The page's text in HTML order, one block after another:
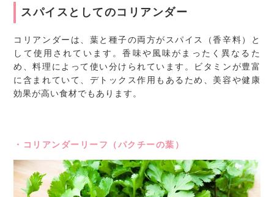
スパイスとしてのコリアンダー
コリアンダーは、葉と種子の両方がスパイス（香辛料）と
して使用されています。香味や風味がまったく異なるた
め、料理によって使い分けられています。ビタミンが豊富
に含まれていて、デトックス作用もあるため、美容や健康
効果が高い食材でもあります。
・コリアンダーリーフ（パクチーの葉）